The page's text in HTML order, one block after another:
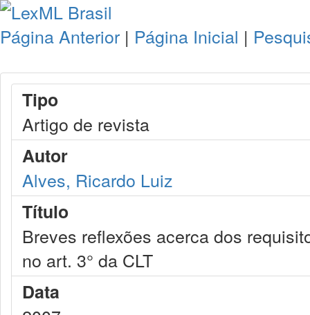
Página Anterior | Página Inicial |
Tipo
Artigo de revista
Autor
Alves, Ricardo Luiz
Título
Breves reflexões acerca dos
no art. 3° da CLT
Data